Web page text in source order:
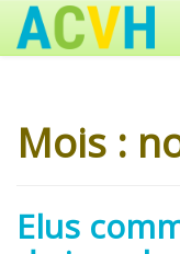
Mois :
Elus